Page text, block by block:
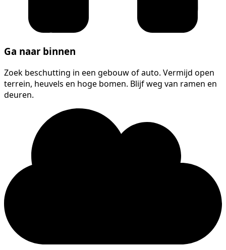
Ga naar binnen
Zoek beschutting in een gebouw of auto. Vermijd open
terrein, heuvels en hoge bomen. Blijf weg van ramen en
deuren.